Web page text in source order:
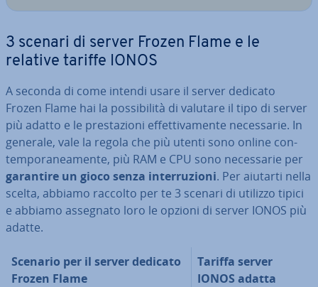
3 scenari di server Frozen Flame e le
relative tariffe IONOS
A seconda di come intendi usare il server dedicato
Frozen Flame hai la pos­si­bi­li­tà di valutare il tipo di server
più adatto e le pre­sta­zio­ni ef­fet­ti­va­men­te ne­ces­sa­rie. In
generale, vale la regola che più utenti sono online con­
tem­po­ra­nea­men­te, più RAM e CPU sono ne­ces­sa­rie per
garantire un gioco senza in­ter­ru­zio­ni. Per aiutarti nella
scelta, abbiamo raccolto per te 3 scenari di utilizzo tipici
e abbiamo assegnato loro le opzioni di server IONOS più
adatte.
Scenario per il server dedicato
Frozen Flame
Tariffa server
IONOS adatta